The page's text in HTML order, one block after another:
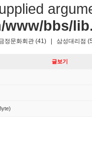
www/bbs/
정문화회관 (41)
삼성대리점
글보기